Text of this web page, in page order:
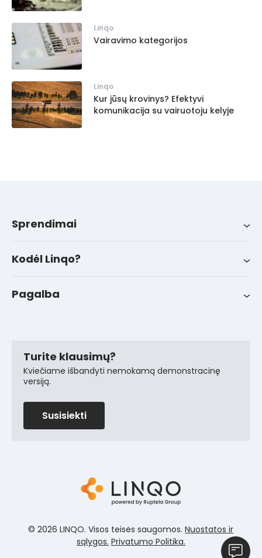
Linqo
Vairavimo kategorijos
Linqo
Kur jūsų krovinys? Efektyvi
komunikacija su vairuotoju kelyje
© 2026 LINQO. Visos teisės saugomos.Nuostatos ir
sąlygos. Privatumo Politika.
Sprendimai
Integracijos
Kodėl Linqo?
Naujienos
Kontaktai
Pagalba
FAQ
Turite klausimų?
Kviečiame išbandyti nemokamą demonstracinę
versiją.
Susisiekti